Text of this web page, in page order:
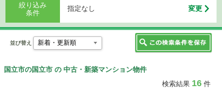
絞り込み
条件
指定なし 変更
並び替え
国立市の国立市 の 中古・新築マンション物件
検索結果 16件